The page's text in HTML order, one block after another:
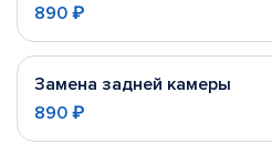
890 ₽
Замена задней камеры
890 ₽